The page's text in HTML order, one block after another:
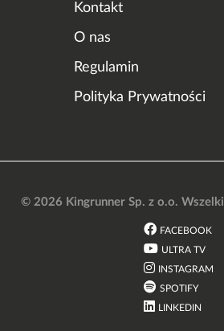
Kontakt
O nas
Regulamin
Polityka Prywatności
© 2026 Kingrunner Sp. z o.o.
FACEBOOK
ULTRA TV
INSTAGRAM
SPOTIFY
LINKEDIN